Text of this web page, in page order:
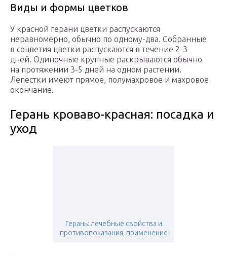
Виды и формы цветков
У красной герани цветки распускаются
неравномерно, обычно по одному-два. Собранные
в соцветия цветки распускаются в течение 2-3
дней. Одиночные крупные раскрываются обычно
на протяжении 3-5 дней на одном растении.
Лепестки имеют прямое, полумахровое и махровое
окончание.
Герань кроваво-красная: посадка и
уход
Герань: лечебные свойства и
противопоказания, применение